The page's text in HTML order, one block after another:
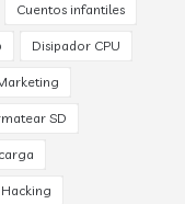
Cuentos infantiles
Disipador CPU
SD
Hacking